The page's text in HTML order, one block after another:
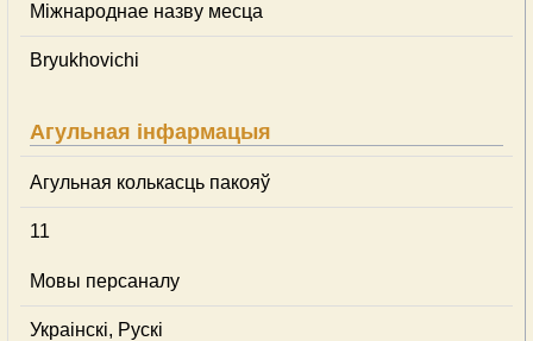
Міжнароднае назву месца
Bryukhovichi
Агульная інфармацыя
Агульная колькасць пакояў
11
Мовы персаналу
Украінскі, Рускі